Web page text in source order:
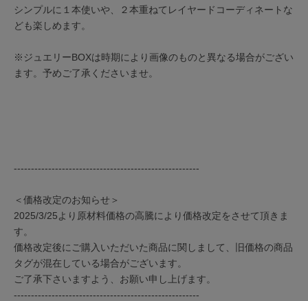
シンプルに１本使いや、２本重ねてレイヤードコーディネートな
ども楽しめます。
※ジュエリーBOXは時期により画像のものと異なる場合がござい
ます。予めご了承くださいませ。
------------------------------------------------------
＜価格改定のお知らせ＞
2025/3/25より原材料価格の高騰により価格改定をさせて頂きま
す。
価格改定後にご購入いただいた商品に関しまして、旧価格の商品
タグが混在している場合がございます。
ご了承下さいますよう、お願い申し上げます。
------------------------------------------------------